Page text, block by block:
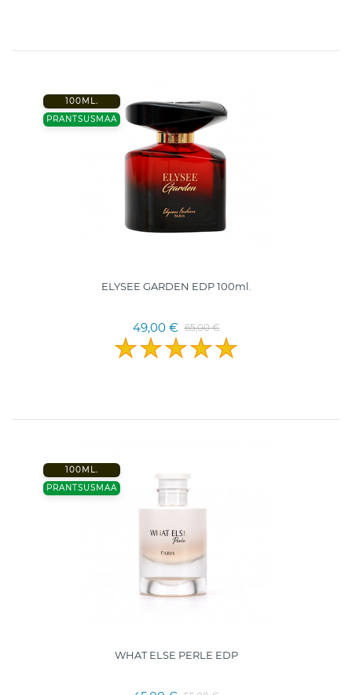
100ML.
PRANTSUSMAA
ELYSEE GARDEN EDP 100ml.
49,00 € 65,00 €
100ML.
PRANTSUSMAA
WHAT ELSE PERLE EDP